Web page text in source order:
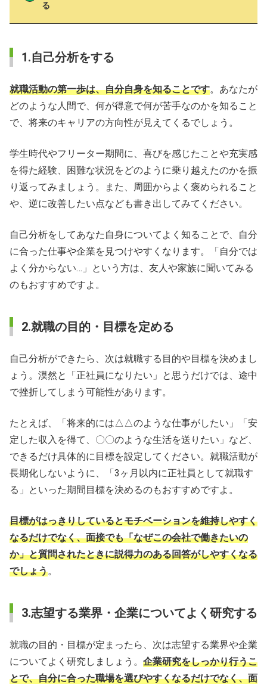
る
1.自己分析をする
就職活動の第一歩は、自分自身を知ることです。あなたが
どのような人間で、何が得意で何が苦手なのかを知ること
で、将来のキャリアの方向性が見えてくるでしょう。
学生時代やフリーター期間に、喜びを感じたことや充実感
を得た経験、困難な状況をどのように乗り越えたのかを振
り返ってみましょう。また、周囲からよく褒められること
や、逆に改善したい点なども書き出してみてください。
自己分析をしてあなた自身についてよく知ることで、自分
に合った仕事や企業を見つけやすくなります。「自分では
よく分からない…」という方は、友人や家族に聞いてみる
のもおすすめですよ。
2.就職の目的・目標を定める
自己分析ができたら、次は就職する目的や目標を決めまし
ょう。漠然と「正社員になりたい」と思うだけでは、途中
で挫折してしまう可能性があります。
たとえば、「将来的には△△のような仕事がしたい」「安
定した収入を得て、〇〇のような生活を送りたい」など、
できるだけ具体的に目標を設定してください。就職活動が
長期化しないように、「3ヶ月以内に正社員として就職す
る」といった期間目標を決めるのもおすすめですよ。
目標がはっきりしているとモチベーションを維持しやすく
なるだけでなく、面接でも「なぜこの会社で働きたいの
か」と質問されたときに説得力のある回答がしやすくなる
でしょう。
3.志望する業界・企業についてよく研究する
就職の目的・目標が定まったら、次は志望する業界や企業
についてよく研究しましょう。 企業研究をしっかり行うこ
とで、自分に合った職場を選びやすくなるだけでなく、面